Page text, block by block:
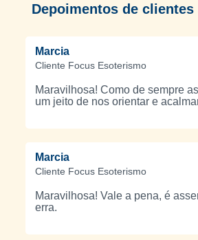
proporcionando um espaço seguro
Consultas espirituais online com Tarot
Atendimento online com conforto e
As consultas podem ser realizadas por
ou e-mail, garantindo comodidade,
Depoimentos de clientes
Marcia
Cliente Focus Esoterismo
Maravilhosa! Como de sempre
um jeito de nos orientar e
Marcia
Cliente Focus Esoterismo
Maravilhosa! Vale a pena, é
erra.